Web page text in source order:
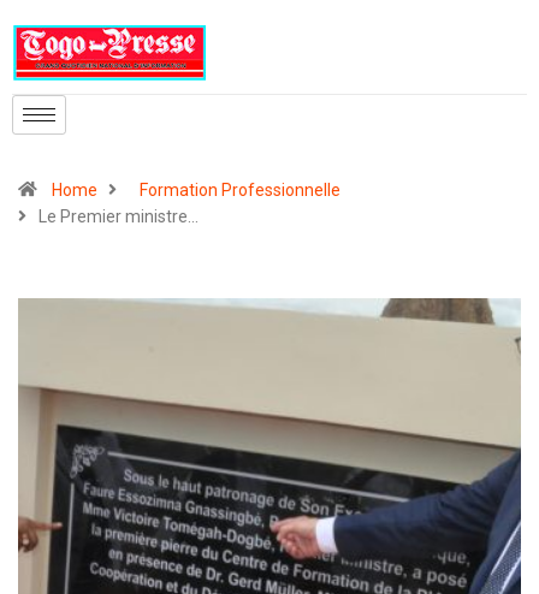
Home
Formation Professionnelle
Le Premier ministre…